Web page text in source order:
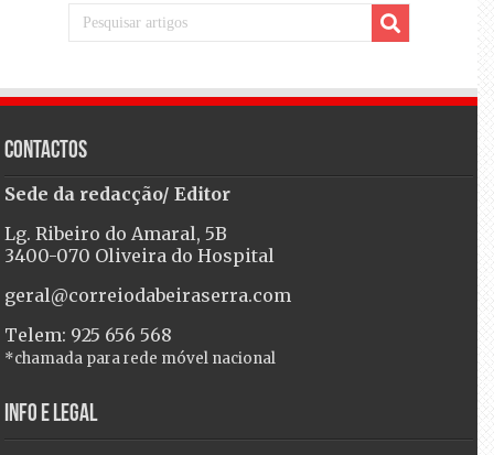
Contactos
Sede da redacção/ Editor
Lg. Ribeiro do Amaral, 5B
3400-070 Oliveira do Hospital
geral@correiodabeiraserra.com
Telem: 925 656 568
*chamada para rede móvel nacional
Info e Legal